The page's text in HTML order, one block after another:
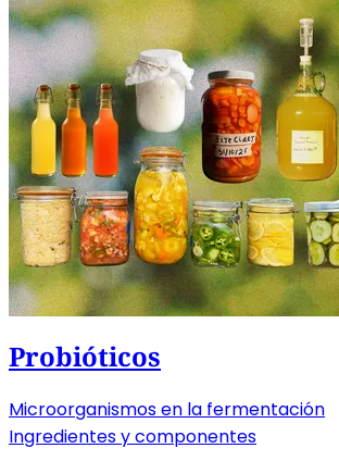
Probióticos
Microorganismos en la fermentación
Ingredientes y componentes